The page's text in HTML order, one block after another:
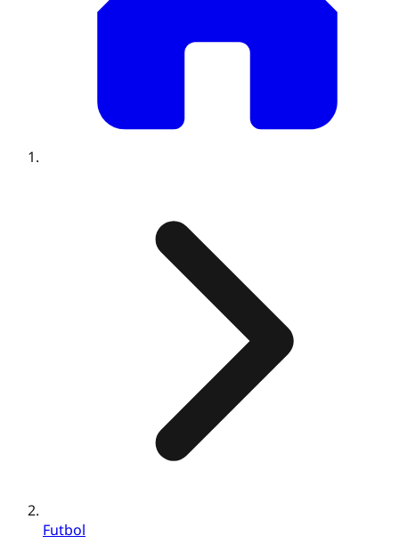
Futbol